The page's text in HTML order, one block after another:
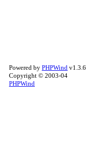
Powered by PHPWind v1.3.6
Copyright © 2003-04
PHPWind